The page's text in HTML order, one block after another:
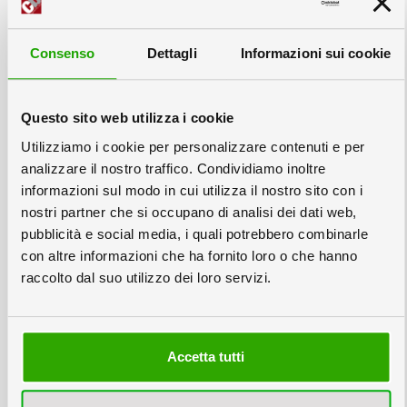
Consenso Dettagli Informazioni sui cookie
Questo sito web utilizza i cookie
Utilizziamo i cookie per personalizzare contenuti e per
analizzare il nostro traffico. Condividiamo inoltre
informazioni sul modo in cui utilizza il nostro sito con i
nostri partner che si occupano di analisi dei dati web,
pubblicità e social media, i quali potrebbero combinarle
con altre informazioni che ha fornito loro o che hanno
raccolto dal suo utilizzo dei loro servizi.
Accetta tutti
Il sito della stampa e della stampa digitale vi offre la
possibilità di preventivi di stampa immediati per molti
tipi di pieghevoli, scegli tra vari tipi di piega, carta e
direttamente sulla scrivania. Da oggi anche nei calssici
formati Sestino ed Ottavo A4
Stampa volantini A4| Preventivo e ordine online al
miglior prezzo
Stampa volantini A4 - Qui trovi la possibilità di
sulla scrivania in poche ore.
Stampa volantini A5| Prezzi e ordini online